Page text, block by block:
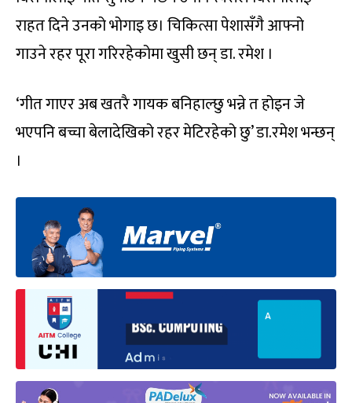
राहत दिने उनको भोगाइ छ। चिकित्सा पेशासँगै आफ्नो
गाउने रहर पूरा गरिरहेकोमा खुसी छन् डा. रमेश ।
‘गीत गाएर अब खतरै गायक बनिहाल्छु भन्ने त होइन जे
भएपनि बच्चा बेलादेखिको रहर मेटिरहेको छु’ डा.रमेश भन्छन्
।